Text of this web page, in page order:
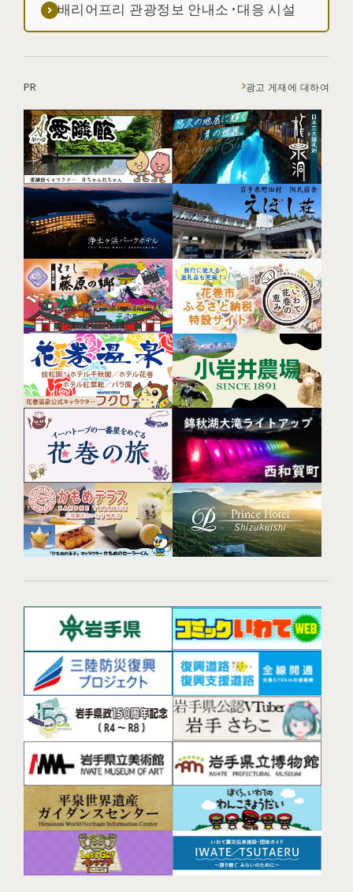
배리어프리 관광정보 안내소·대응 시설
PR 광고 게재에 대하여